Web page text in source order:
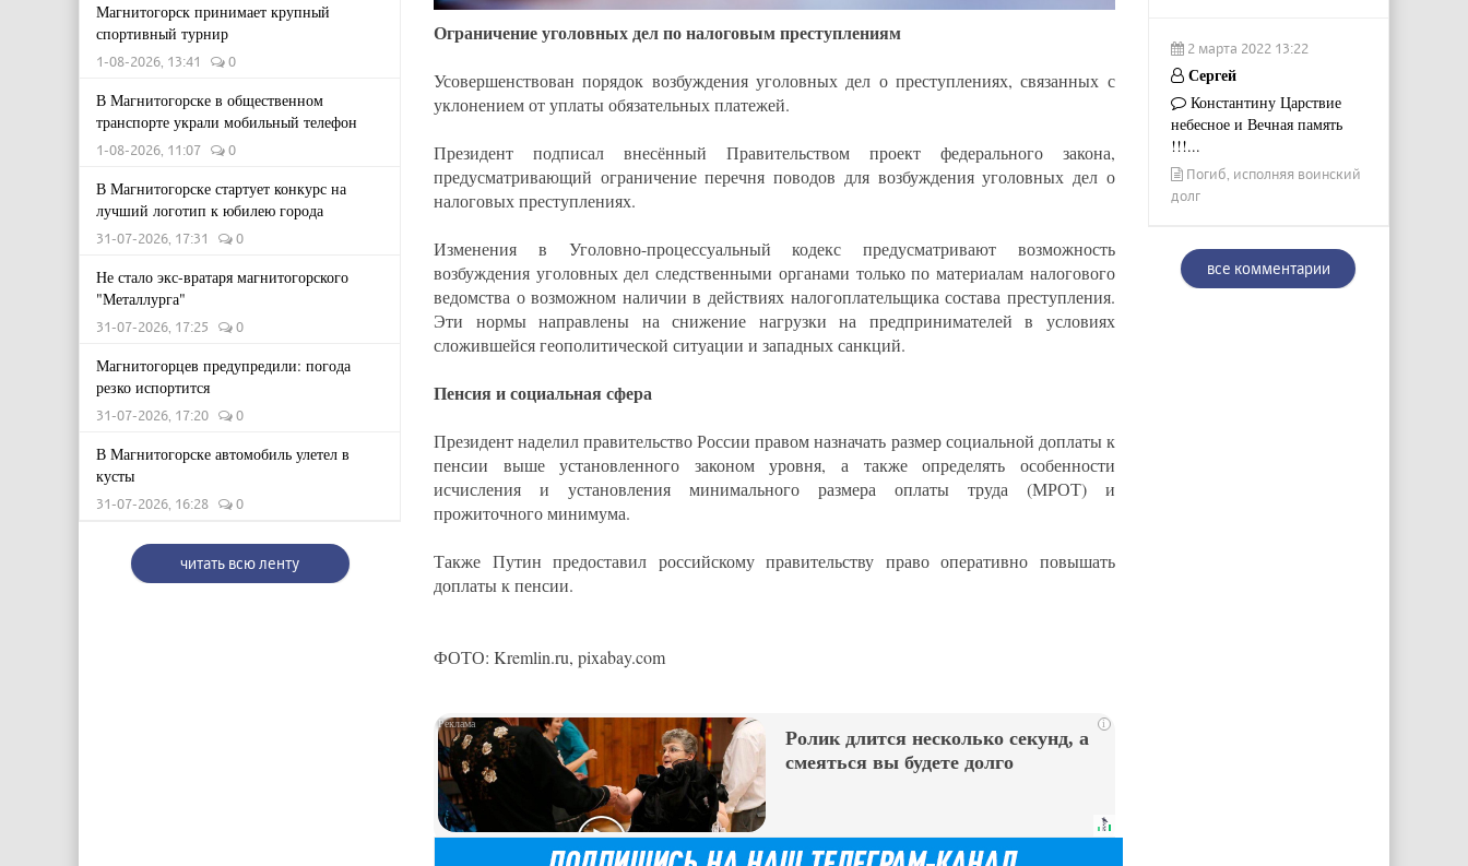
Магнитогорск принимает крупный
спортивный турнир
1-08-2026, 13:41 0
В Магнитогорске в общественном
транспорте украли мобильный телефон
1-08-2026, 11:07 0
В Магнитогорске стартует конкурс на
лучший логотип к юбилею города
31-07-2026, 17:31 0
Не стало экс-вратаря магнитогорского
"Металлурга"
31-07-2026, 17:25 0
Магнитогорцев предупредили: погода
резко испортится
31-07-2026, 17:20 0
В Магнитогорске автомобиль улетел в
кусты
31-07-2026, 16:28 0
читать всю ленту
Ограничение уголовных дел по налоговым преступлениям
Усовершенствован порядок возбуждения уголовных дел о преступлениях, связанных с
уклонением от уплаты обязательных платежей.
Президент подписал внесённый Правительством проект федерального закона,
предусматривающий ограничение перечня поводов для возбуждения уголовных дел о
налоговых преступлениях.
Изменения в Уголовно-процессуальный кодекс предусматривают возможность
возбуждения уголовных дел следственными органами только по материалам налогового
ведомства о возможном наличии в действиях налогоплательщика состава преступления.
Эти нормы направлены на снижение нагрузки на предпринимателей в условиях
сложившейся геополитической ситуации и западных санкций.
Пенсия и социальная сфера
Президент наделил правительство России правом назначать размер социальной доплаты к
пенсии выше установленного законом уровня, а также определять особенности
исчисления и установления минимального размера оплаты труда (МРОТ) и
прожиточного минимума.
Также Путин предоставил российскому правительству право оперативно повышать
доплаты к пенсии.
ФОТО: Kremlin.ru, pixabay.com
i
Ролик длится несколько секунд, а
смеяться вы будете долго
2 марта 2022 13:22
Сергей
Константину Царствие
небесное и Вечная память
!!!...
Погиб, исполняя воинский
долг
все комментарии